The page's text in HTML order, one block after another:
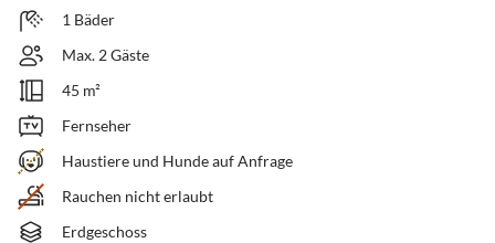
1 Bäder
Max. 2 Gäste
45 m²
Fernseher
Haustiere und Hunde auf Anfrage
Rauchen nicht erlaubt
Erdgeschoss